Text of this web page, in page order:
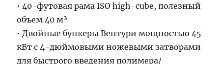
• 40-футовая рама ISO high-cube, полезный
объем 40 м³
• Двойные бункеры Вентури мощностью 45
кВт с 4-дюймовыми ножевыми затворами
для быстрого введения полимера/